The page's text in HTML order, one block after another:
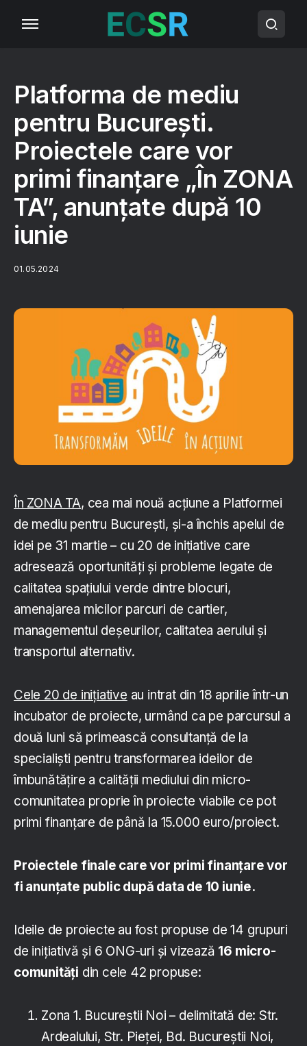
Platforma de mediu
pentru București.
Proiectele care vor
primi finanțare „În ZONA
TA”, anunțate după 10
iunie
01.05.2024
În ZONA TA, cea mai nouă acțiune a Platformei
de mediu pentru București, și-a închis apelul de
idei pe 31 martie – cu 20 de inițiative care
adresează oportunități și probleme legate de
calitatea spațiului verde dintre blocuri,
amenajarea micilor parcuri de cartier,
managementul deșeurilor, calitatea aerului și
transportul alternativ.
Cele 20 de inițiative au intrat din 18 aprilie într-un
incubator de proiecte, urmând ca pe parcursul a
două luni să primească consultanță de la
specialiști pentru transformarea ideilor de
îmbunătățire a calității mediului din micro-
comunitatea proprie în proiecte viabile ce pot
primi finanțare de până la 15.000 euro/proiect.
Proiectele finale care vor primi finanțare vor
fi anunțate public după data de 10 iunie.
Ideile de proiecte au fost propuse de 14 grupuri
de inițiativă și 6 ONG-uri și vizează 16 micro-
comunități din cele 42 propuse:
Zona 1. Bucureștii Noi – delimitată de: Str.
Ardealului, Str. Pieței, Bd. Bucureștii Noi,